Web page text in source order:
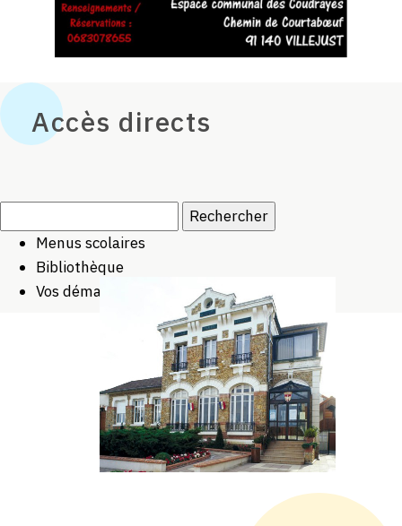
Accès directs
Menus scolaires
Bibliothèque
Vos démarches